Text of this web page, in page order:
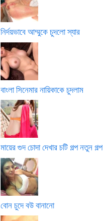
নির্দয়ভাবে আম্মুকে চুদলো স্যার
বাংলা সিনেমার নায়িকাকে চুদলাম
মায়ের গুদ চোদা দেখার চটি গল্প নতুন গল্প
বোন চুদে বউ বানানো